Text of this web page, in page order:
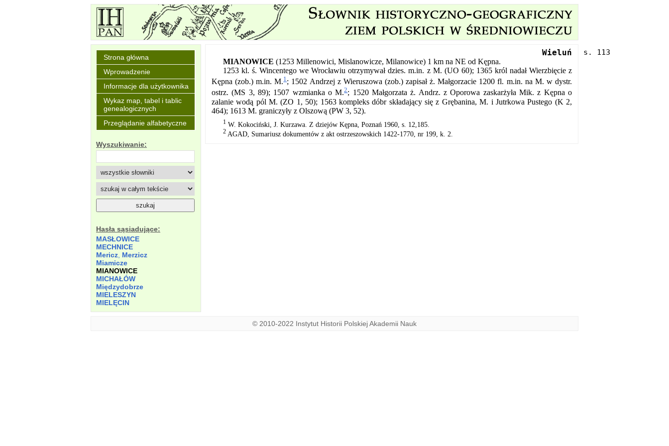
Strona główna
Wprowadzenie
Informacje dla użytkownika
Wykaz map, tabel i tablic
genealogicznych
Przeglądanie alfabetyczne
Wyszukiwanie:
Hasła sąsiadujące:
MASŁOWICE
MECHNICE
Mericz Merzicz
Miamicze
MIANOWICE
MICHAŁÓW
Międzydobrze
MIELESZYN
MIELĘCIN
Wieluń
MIANOWICE (1253 Millenowici, Mislanowicze, Milanowice) 1 km na NE od Kępna.
1253 kl. ś. Wincentego we Wrocławiu otrzymywał dzies. m.in. z M. (UO 60); 1365 król nadał Wierzbięcie z
Kępna (zob.) m.in. M.1; 1502 Andrzej z Wieruszowa (zob.) zapisał ż. Małgorzacie 1200 fl. m.in. na M. w dystr.
ostrz. (MS 3, 89); 1507 wzmianka o M.2; 1520 Małgorzata ż. Andrz. z Oporowa zaskarżyła Mik. z Kępna o
zalanie wodą pól M. (ZO 1, 50); 1563 kompleks dóbr składający się z Grębanina, M. i Jutrkowa Pustego (K 2,
464); 1613 M. graniczyły z Olszową (PW 3, 52).
1 W. Kokociński, J. Kurzawa. Z dziejów Kępna, Poznań 1960, s. 12,185.
2 AGAD, Sumariusz dokumentów z akt ostrzeszowskich 1422-1770, nr 199, k. 2.
© 2010-2022 Instytut Historii Polskiej Akademii Nauk